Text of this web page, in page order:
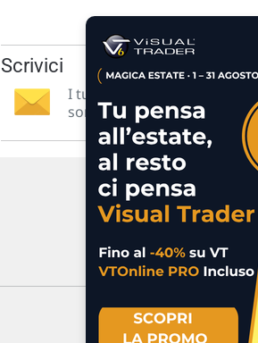
Scrivici
I tuoi suggerimenti per noi
sono preziosi e molto utili! »